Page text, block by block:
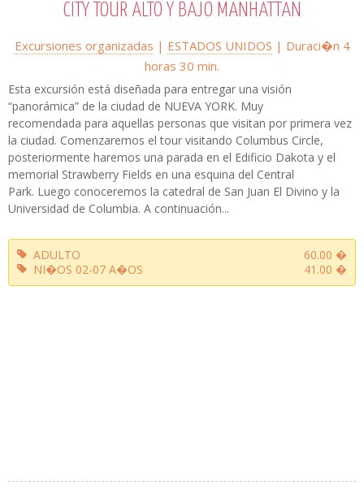
CITY TOUR ALTO Y BAJO MANHATTAN
Excursiones organizadas | ESTADOS UNIDOS | Duraci�n 4
horas 30 min.
Esta excursión está diseñada para entregar una visión
“panorámica” de la ciudad de NUEVA YORK. Muy
recomendada para aquellas personas que visitan por primera vez
la ciudad. Comenzaremos el tour visitando Columbus Circle,
posteriormente haremos una parada en el Edificio Dakota y el
memorial Strawberry Fields en una esquina del Central
Park. Luego conoceremos la catedral de San Juan El Divino y la
Universidad de Columbia. A continuación...
ADULTO
60.00 �
NI�OS 02-07 A�OS
41.00 �